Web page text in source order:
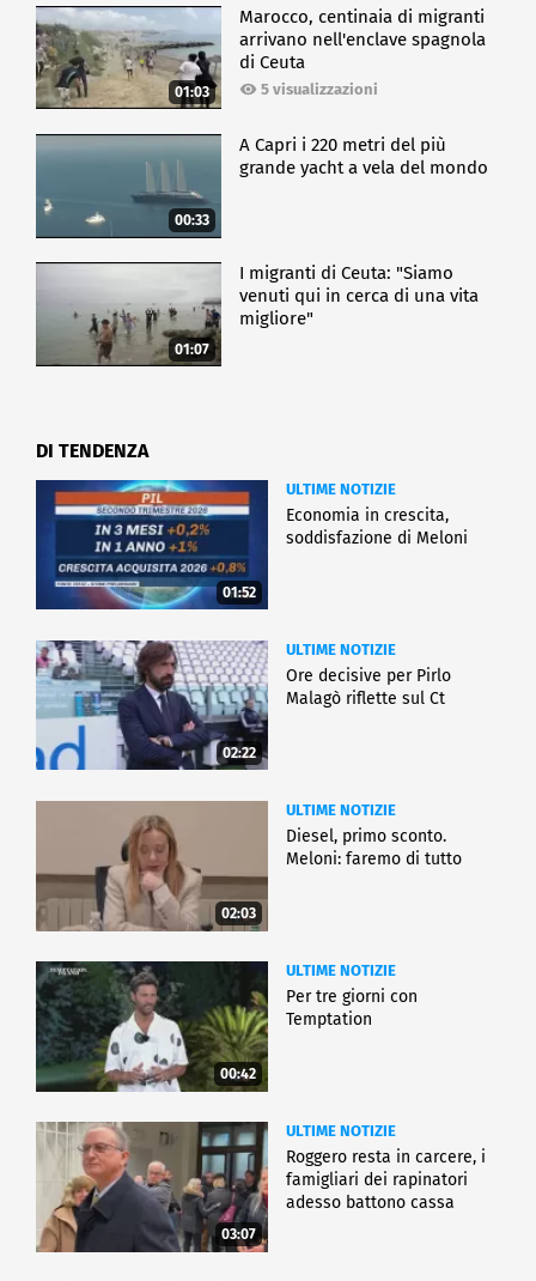
01:03
Marocco, centinaia di migranti
arrivano nell'enclave spagnola
di Ceuta
5 visualizzazioni
00:33
A Capri i 220 metri del più
grande yacht a vela del mondo
01:07
I migranti di Ceuta: "Siamo
venuti qui in cerca di una vita
migliore"
DI TENDENZA
01:52
ULTIME NOTIZIE
Economia in crescita,
soddisfazione di Meloni
02:22
ULTIME NOTIZIE
Ore decisive per Pirlo
Malagò riflette sul Ct
02:03
ULTIME NOTIZIE
Diesel, primo sconto.
Meloni: faremo di tutto
00:42
ULTIME NOTIZIE
Per tre giorni con
Temptation
03:07
ULTIME NOTIZIE
Roggero resta in carcere, i
famigliari dei rapinatori
adesso battono cassa